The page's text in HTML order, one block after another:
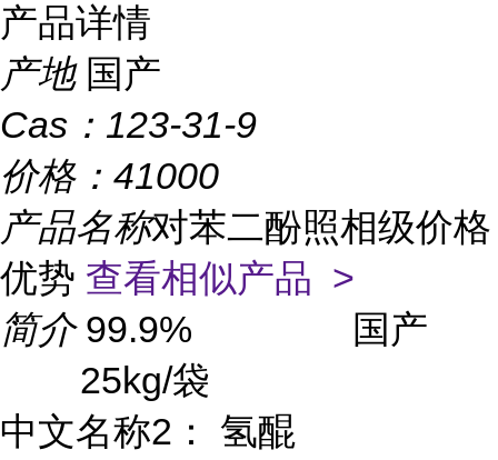
产品详情
产地 国产
Cas： 123-31-9
价格： 41000
产品名称对苯二酚照相级价格
优势 查看相似产品 >
简介 99.9% 国产
25kg/袋
中文名称2： 氢醌